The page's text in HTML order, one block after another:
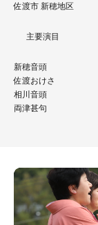
佐渡市 新穂地区
主要演目
新穂音頭
佐渡おけさ
相川音頭
両津甚句